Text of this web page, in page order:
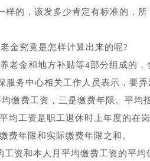
样的，该发多少肯定有标准的，所
金究竟是怎样计算出来的呢?
老金和地方补贴等4部分组成的，
服务中心相关工作人员表示，要弄
缴费工资，三是缴费年限。平均
均工资是职工退休时上年度的在岗
费年限和实际缴费年限之和。
资和本人月平均缴费工资的平均